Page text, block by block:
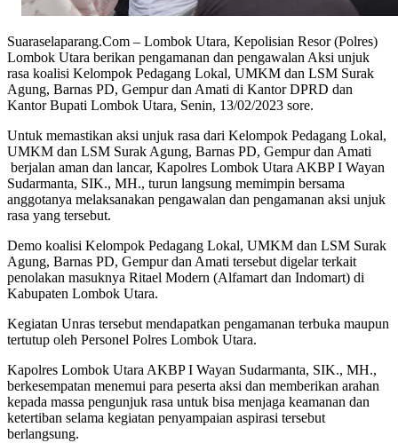
Suaraselaparang.Com – Lombok Utara, Kepolisian Resor (Polres)
Lombok Utara berikan pengamanan dan pengawalan Aksi unjuk
rasa koalisi Kelompok Pedagang Lokal, UMKM dan LSM Surak
Agung, Barnas PD, Gempur dan Amati di Kantor DPRD dan
Kantor Bupati Lombok Utara, Senin, 13/02/2023 sore.
Untuk memastikan aksi unjuk rasa dari Kelompok Pedagang Lokal,
UMKM dan LSM Surak Agung, Barnas PD, Gempur dan Amati
berjalan aman dan lancar, Kapolres Lombok Utara AKBP I Wayan
Sudarmanta, SIK., MH., turun langsung memimpin bersama
anggotanya melaksanakan pengawalan dan pengamanan aksi unjuk
rasa yang tersebut.
Demo koalisi Kelompok Pedagang Lokal, UMKM dan LSM Surak
Agung, Barnas PD, Gempur dan Amati tersebut digelar terkait
penolakan masuknya Ritael Modern (Alfamart dan Indomart) di
Kabupaten Lombok Utara.
Kegiatan Unras tersebut mendapatkan pengamanan terbuka maupun
tertutup oleh Personel Polres Lombok Utara.
Kapolres Lombok Utara AKBP I Wayan Sudarmanta, SIK., MH.,
berkesempatan menemui para peserta aksi dan memberikan arahan
kepada massa pengunjuk rasa untuk bisa menjaga keamanan dan
ketertiban selama kegiatan penyampaian aspirasi tersebut
berlangsung.